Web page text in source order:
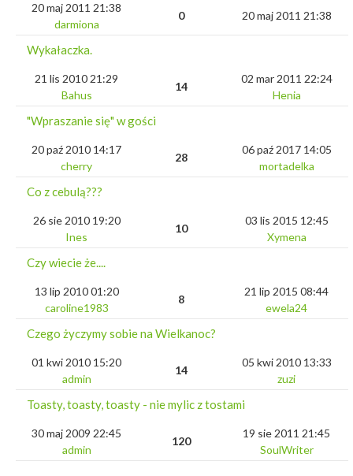
20 maj 2011 21:38
darmiona
0 20 maj 2011 21:38
Wykałaczka.
21 lis 2010 21:29
Bahus
14
02 mar 2011 22:24
Henia
"Wpraszanie się" w gości
20 paź 2010 14:17
cherry
28
06 paź 2017 14:05
mortadelka
Co z cebulą???
26 sie 2010 19:20
Ines
10
03 lis 2015 12:45
Xymena
Czy wiecie że....
13 lip 2010 01:20
caroline1983
8
21 lip 2015 08:44
ewela24
Czego życzymy sobie na Wielkanoc?
01 kwi 2010 15:20
admin
14
05 kwi 2010 13:33
zuzi
Toasty, toasty, toasty - nie mylic z tostami
30 maj 2009 22:45
admin
120
19 sie 2011 21:45
SoulWriter